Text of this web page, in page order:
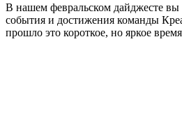
В нашем февральском дайджесте вы
события и достижения команды
прошло это короткое, но яркое